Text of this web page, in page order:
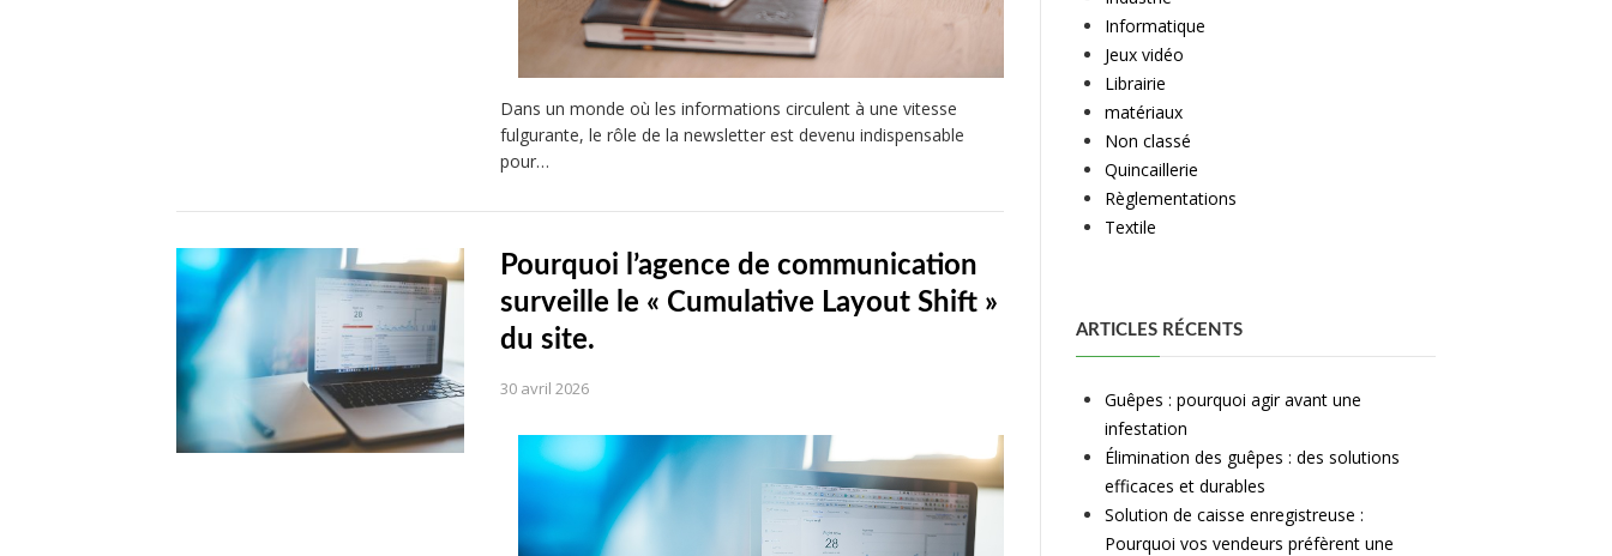
Dans un monde où les informations circulent à une vitesse
fulgurante, le rôle de la newsletter est devenu indispensable
pour…
Pourquoi l’agence de communication
surveille le « Cumulative Layout Shift »
du site.
30 avril 2026
Informatique
Jeux vidéo
Librairie
matériaux
Non classé
Quincaillerie
Règlementations
Textile
ARTICLES RÉCENTS
Guêpes : pourquoi agir avant une
infestation
Élimination des guêpes : des solutions
efficaces et durables
Solution de caisse enregistreuse :
Pourquoi vos vendeurs préfèrent une